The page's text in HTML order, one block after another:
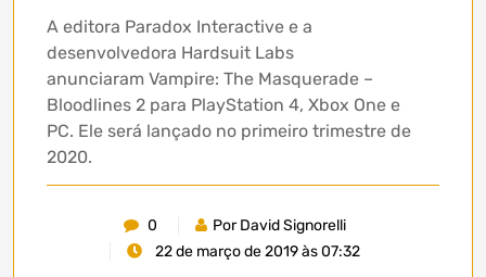
A editora Paradox Interactive e a
desenvolvedora Hardsuit Labs
anunciaram Vampire: The Masquerade –
Bloodlines 2 para PlayStation 4, Xbox One e
PC. Ele será lançado no primeiro trimestre de
2020.
0
Por David Signorelli
22 de março de 2019 às 07:32